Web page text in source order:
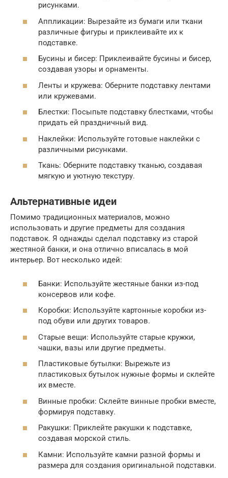
рисунками.
Аппликации: Вырезайте из бумаги или ткани
различные фигуры и приклеивайте их к
подставке.
Бусины и бисер: Приклеивайте бусины и бисер,
создавая узоры и орнаменты.
Ленты и кружева: Оберните подставку лентами
или кружевами.
Блестки: Посыпьте подставку блестками, чтобы
придать ей праздничный вид.
Наклейки: Используйте готовые наклейки с
различными рисунками.
Ткань: Оберните подставку тканью, создавая
мягкую и уютную текстуру.
Альтернативные идеи
Помимо традиционных материалов, можно
использовать и другие предметы для создания
подставок. Я однажды сделал подставку из старой
жестяной банки, и она отлично вписалась в мой
интерьер. Вот несколько идей:
Банки: Используйте жестяные банки из-под
консервов или кофе.
Коробки: Используйте картонные коробки из-
под обуви или других товаров.
Старые вещи: Используйте старые кружки,
чашки, вазы или другие предметы.
Пластиковые бутылки: Вырежьте из
пластиковых бутылок нужные формы и склейте
их вместе.
Винные пробки: Склейте винные пробки вместе,
формируя подставку.
Ракушки: Приклейте ракушки к подставке,
создавая морской стиль.
Камни: Используйте камни разной формы и
размера для создания оригинальной подставки.